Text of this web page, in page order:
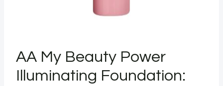
AA My Beauty Power
Illuminating Foundation: